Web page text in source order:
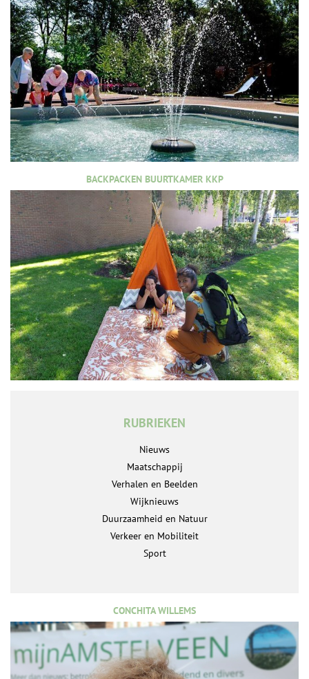
BACKPACKEN BUURTKAMER KKP
RUBRIEKEN
Nieuws
Maatschappij
Verhalen en Beelden
Wijknieuws
Duurzaamheid en Natuur
Verkeer en Mobiliteit
Sport
CONCHITA WILLEMS